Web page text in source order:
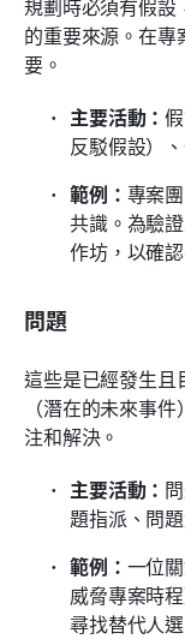
規劃時必須有假設
的重要來源。在
要。
主要活動：
反駁假設）
範例： 專案
共識。為驗
作坊，以確
問題
這些是已經發生且
（潛在的未來事
注和解決。
主要活動：
題指派、問
範例： 一位
威脅專案時
尋找替代人